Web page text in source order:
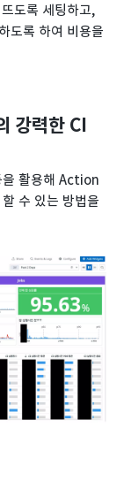
도록 세팅하고,
도록 하여 비용을
강력한 CI
활용해 Action
수 있는 방법을